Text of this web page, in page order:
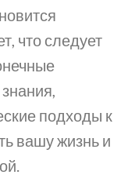
что следует
подходы к
вашу жизнь и